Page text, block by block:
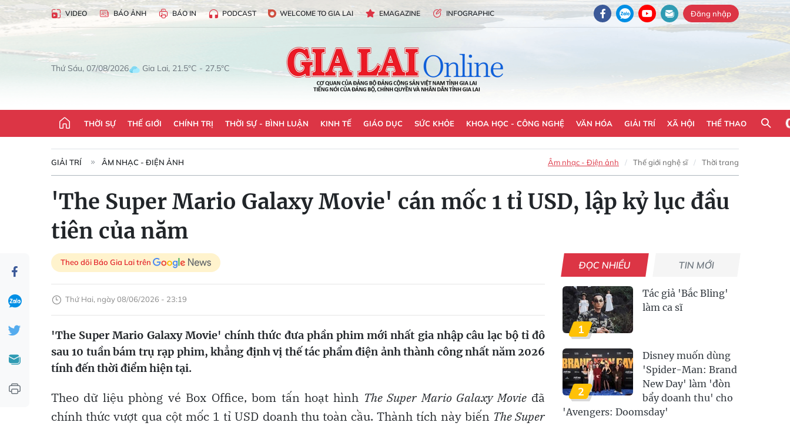
VIDEO BÁO ẢNH BÁO IN PODCAST WELCOME TO GIA LAI EMAGAZINE INFOGRAPHIC Đăng nhập
Thứ Sáu, 07/08/2026 Gia Lai, 21.5°C - 27.5°C
THỜI SỰ THẾ GIỚI CHÍNH TRỊ THỜI SỰ - BÌNH LUẬN KINH TẾ GIÁO DỤC SỨC KHỎE KHOA HỌC - CÔNG NGHỆ VĂN HÓA GIẢI TRÍ XÃ HỘI THỂ THAO
GIẢI TRÍ ÂM NHẠC - ĐIỆN ẢNH Âm nhạc - Điện ảnh Thế giới nghệ sĩ Thời trang
'The Super Mario Galaxy Movie' cán mốc 1 tỉ USD, lập kỷ lục đầu
tiên của năm
Theo dõi Báo Gia Lai trên
Thứ Hai, ngày 08/06/2026 - 23:19
'The Super Mario Galaxy Movie' chính thức đưa phần phim mới nhất gia nhập câu lạc bộ tỉ đô
sau 10 tuần bám trụ rạp phim, khẳng định vị thế tác phẩm điện ảnh thành công nhất năm 2026
tính đến thời điểm hiện tại.
Theo dữ liệu phòng vé Box Office, bom tấn hoạt hình The Super Mario Galaxy Movieđã
chính thức vượt qua cột mốc 1 tỉ USD doanh thu toàn cầu. Thành tích này biến The Super
ĐỌC NHIỀU TIN MỚI
1
Tác giả 'Bắc Bling'
làm ca sĩ
2
Disney muốn dùng
'Spider-Man: Brand
New Day' làm 'đòn
bẩy doanh thu' cho
'Avengers: Doomsday'